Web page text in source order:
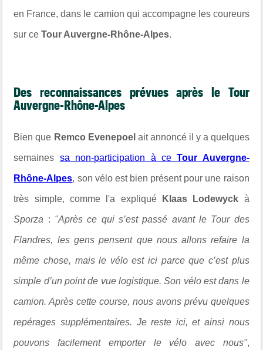
en France, dans le camion qui accompagne les coureurs
sur ceTour Auvergne-Rhône-Alpes.
Des reconnaissances prévues après le Tour
Auvergne-Rhône-Alpes
Bien que Remco Evenepoel ait annoncé il y a quelques
semaines sa non-participation à ceTour Auvergne-
Rhône-Alpes, son vélo est bien présent pour une raison
très simple, comme l'a expliqué Klaas Lodewyck à
Sporza : "Après ce qui s’est passé avant le Tour des
Flandres, les gens pensent que nous allons refaire la
même chose, mais le vélo est ici parce que c’est plus
simple d’un point de vue logistique. Son vélo est dans le
camion. Après cette course, nous avons prévu quelques
repérages supplémentaires. Je reste ici, et ainsi nous
pouvons facilement emporter le vélo avec nous",